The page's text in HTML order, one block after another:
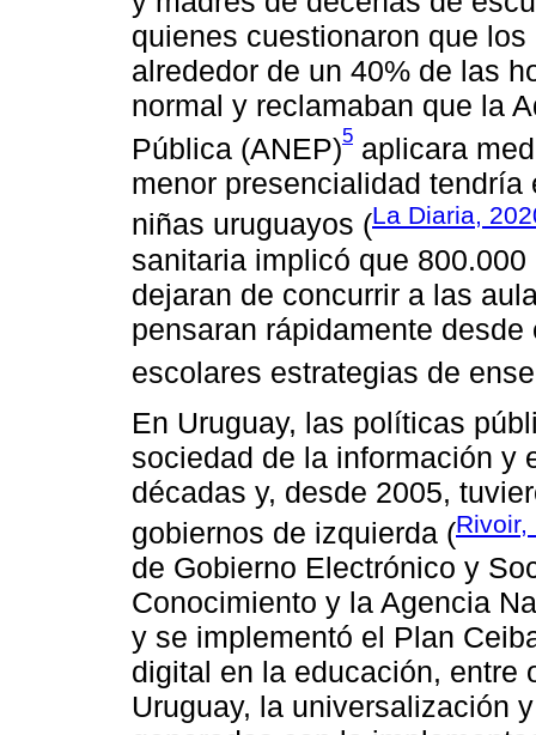
quienes cuestionaron que
alrededor de un 40% de las
normal y reclamaban que la
Pública (ANEP)5 aplicara
menor presencialidad
niñas uruguayos (La Diaria,
sanitaria implicó que
dejaran de concurrir a las
pensaran rápidamente
escolares estrategias de
En Uruguay, las políticas
sociedad de la información y
décadas y, desde 2005,
gobiernos de izquierda (Rivoir,
de Gobierno Electrónico y
Conocimiento y la Agencia
y se implementó el Plan
digital en la educación, entre
Uruguay, la universalización